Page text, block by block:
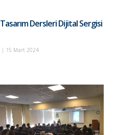
Tasarım Dersleri Dijital Sergisi
| 15 Mart 2024